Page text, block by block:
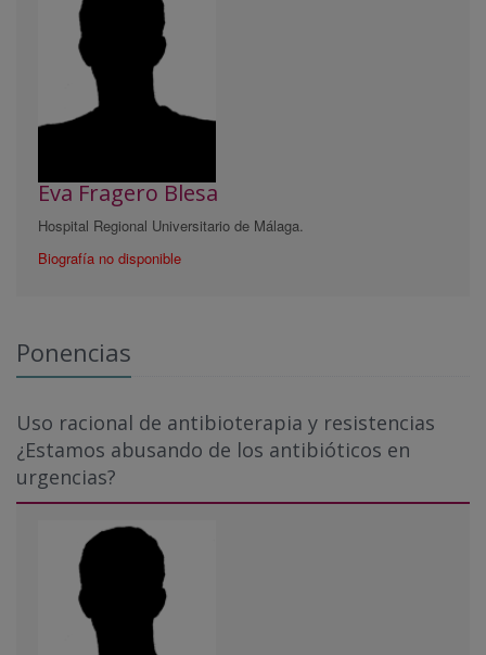
Eva Fragero Blesa
Hospital Regional Universitario de Málaga.
Biografía no disponible
Ponencias
Uso racional de antibioterapia y resistencias
¿Estamos abusando de los antibióticos en
urgencias?